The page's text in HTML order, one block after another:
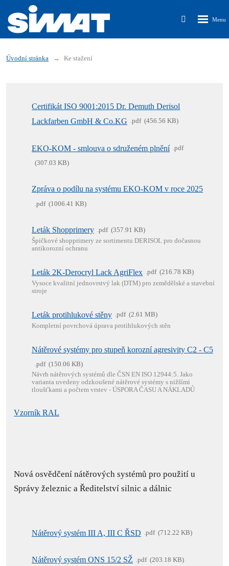
Vyhledávání
Úvodní stránka Ke stažení
Certifikát ISO 9001:2015 Dr. Demuth Derisol
Lackfarben GmbH & Co.KG
pdf 456.56 KB
EKO-KOM - smlouva o sdruženém plnění pdf
307.03 KB
Zpráva o podílu na systému EKO-KOM v roce 2025
pdf 1006.41 KB
Leták Shopprimery pdf
357.91 KB
Špičkové shopprimery ze sortimentu DERISOL pro dočasnou
antikorozní ochranu
Leták 2K-Derocryl Lack AgriFlex pdf
216.78 KB
Vysoce kvalitní jednovrstvý lak (DTM) pro zemědělské a stavební
stroje
Leták protihlukové stěny pdf
2.61 MB
Kompletní povrchová úprava protihlukových stěn
Nátěrové systémy pro stupeň korozní agresivity C2 - C5
pdf
150.06 KB
Návrh nátěrových systémů dle ČSN EN ISO 12944:5. Jako
varianta uvedeny odzkoušené nátěrové systémy s nižšími
tloušťkami a počtem vrstev - ÚSPORA ČASU A NÁKLADŮ
Vzorník RAL
Nová osvědčení nátěrových systémů pro použití u
Správy železnic a Ředitelství silnic a dálnic
Nátěrový systém III A, III C ŘSD pdf 712.22 KB
Nátěrový systém ONS 15/2 SŽ pdf 203.18 KB